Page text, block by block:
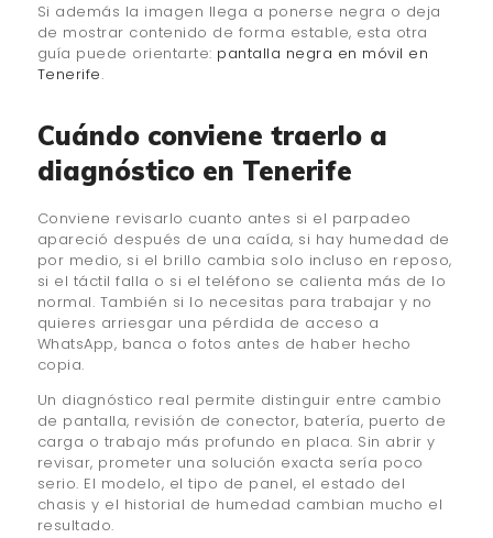
Si además la imagen llega a ponerse negra o deja
de mostrar contenido de forma estable, esta otra
guía puede orientarte: pantalla negra en móvil en
Tenerife.
Cuándo conviene traerlo a
diagnóstico en Tenerife
Conviene revisarlo cuanto antes si el parpadeo
apareció después de una caída, si hay humedad de
por medio, si el brillo cambia solo incluso en reposo,
si el táctil falla o si el teléfono se calienta más de lo
normal. También si lo necesitas para trabajar y no
quieres arriesgar una pérdida de acceso a
WhatsApp, banca o fotos antes de haber hecho
copia.
Un diagnóstico real permite distinguir entre cambio
de pantalla, revisión de conector, batería, puerto de
carga o trabajo más profundo en placa. Sin abrir y
revisar, prometer una solución exacta sería poco
serio. El modelo, el tipo de panel, el estado del
chasis y el historial de humedad cambian mucho el
resultado.